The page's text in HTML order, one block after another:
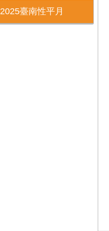
2025臺南性平月